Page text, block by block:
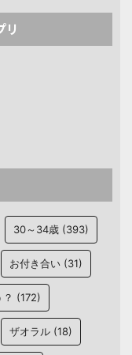
リ
30～34歳 (393)
お付き合い (31)
(172)
ザオラル (18)